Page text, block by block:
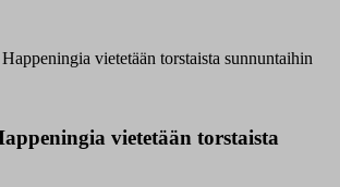
vietetään torstaista sunnuntaihin
vietetään torstaista